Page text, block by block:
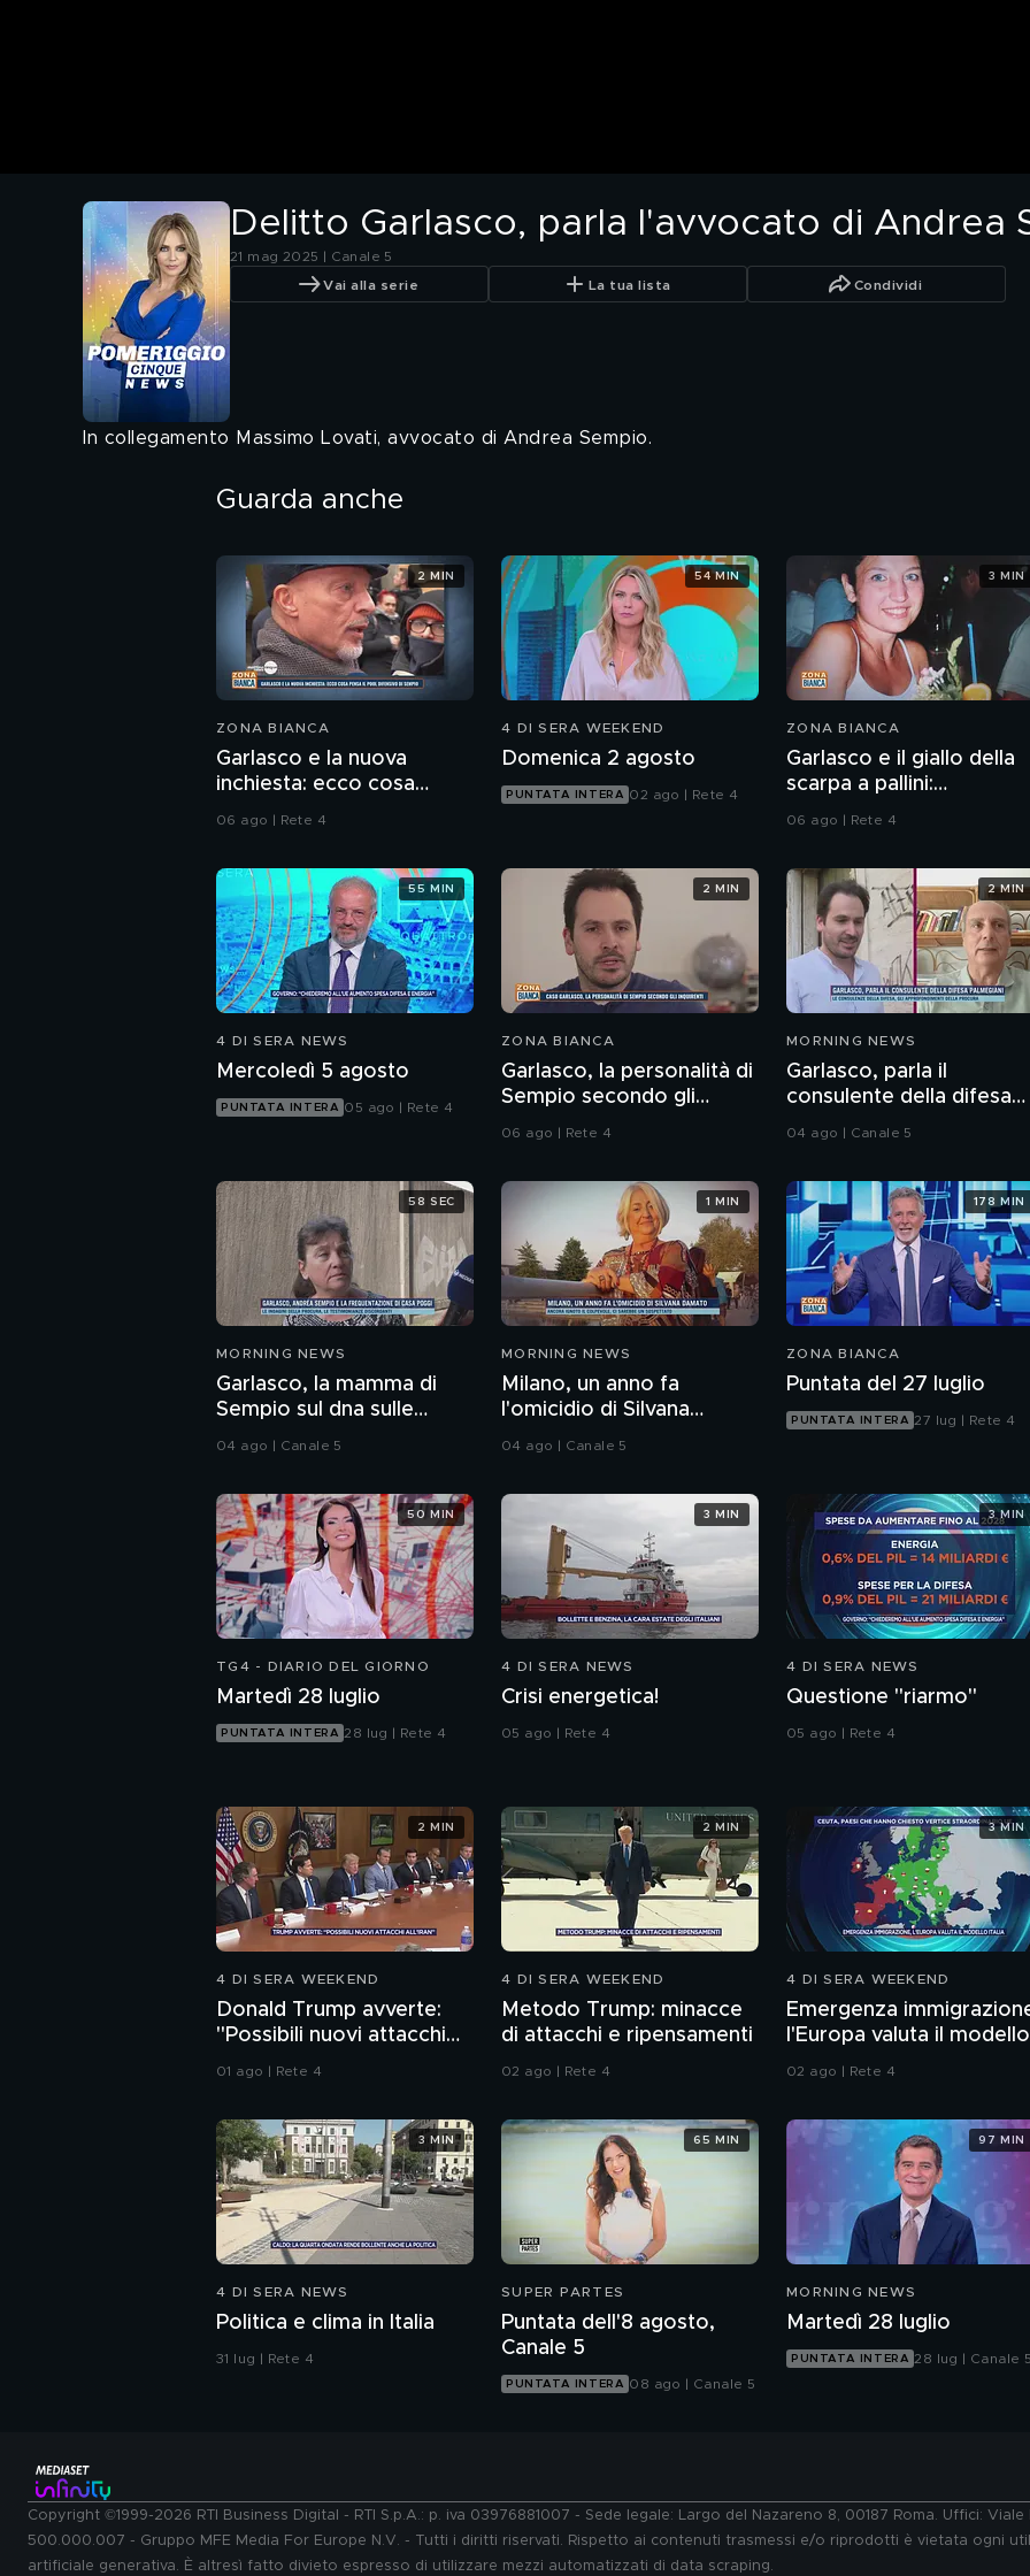
Delitto Garlasco, parla l'avvocato di Andrea
21 mag 2025 | Canale 5
Vai alla serie La tua lista Condividi
In collegamento Massimo Lovati, avvocato di Andrea Sempio.
Guarda anche
ZONA BIANCA
Garlasco e la nuova
inchiesta: ecco cosa
pensa il pool difensivo di
06 ago | Rete 4
2 MIN
4 DI SERA WEEKEND
Domenica 2 agosto
PUNTATA INTERA 02 ago | Rete 4
54 MIN
ZONA BIANCA
Garlasco e il giallo della
scarpa a pallini:
compatibile col piede di
06 ago | Rete 4
3 MIN
4 DI SERA NEWS
Mercoledì 5 agosto
PUNTATA INTERA 05 ago | Rete 4
55 MIN
ZONA BIANCA
Garlasco, la personalità di
Sempio secondo gli
inquirenti
06 ago | Rete 4
2 MIN
MORNING NEWS
Garlasco, parla il
consulente della difesa
Palmegiani
04 ago | Canale 5
2 MIN
MORNING NEWS
Garlasco, la mamma di
Sempio sul dna sulle
unghie di Chiara
04 ago | Canale 5
58 SEC
MORNING NEWS
Milano, un anno fa
l'omicidio di Silvana
Damato
04 ago | Canale 5
1 MIN
ZONA BIANCA
Puntata del 27 luglio
PUNTATA INTERA 27 lug | Rete 4
178 MIN
TG4 - DIARIO DEL GIORNO
Martedì 28 luglio
PUNTATA INTERA 28 lug | Rete 4
50 MIN
4 DI SERA NEWS
Crisi energetica!
05 ago | Rete 4
3 MIN
4 DI SERA NEWS
Questione "riarmo"
05 ago | Rete 4
3 MIN
4 DI SERA WEEKEND
Donald Trump avverte:
"Possibili nuovi attacchi
all'Iran"
01 ago | Rete 4
2 MIN
4 DI SERA WEEKEND
Metodo Trump: minacce
di attacchi e ripensamenti
02 ago | Rete 4
2 MIN
4 DI SERA WEEKEND
Emergenza
l'Europa valuta il modello
02 ago | Rete 4
3 MIN
4 DI SERA NEWS
Politica e clima in Italia
31 lug | Rete 4
3 MIN
SUPER PARTES
Puntata dell'8 agosto,
Canale 5
PUNTATA INTERA 08 ago | Canale 5
65 MIN
MORNING NEWS
Martedì 28 luglio
PUNTATA INTERA 28 lug | Canale 5
97 MIN
Copyright ©1999-2026 RTI Business Digital - RTI S.p.A.: p. iva 03976881007 - Sede legale: Largo del Nazareno 8, 00187 Roma. Uffici:
500.000.007 - Gruppo MFE Media For Europe N.V. - Tutti i diritti riservati. Rispetto ai contenuti trasmessi e/o riprodotti è vietata ogni
artificiale generativa. È altresì fatto divieto espresso di utilizzare mezzi automatizzati di data scraping.